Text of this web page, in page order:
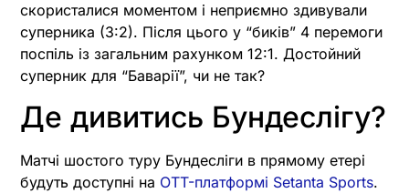
скористалися моментом і неприємно здивували
суперника (3:2). Після цього у “биків” 4 перемоги
поспіль із загальним рахунком 12:1. Достойний
суперник для “Баварії”, чи не так?
Де дивитись Бундеслігу?
Матчі шостого туру Бундесліги в прямому етері
будуть доступні на OTT-платформі Setanta Sports.